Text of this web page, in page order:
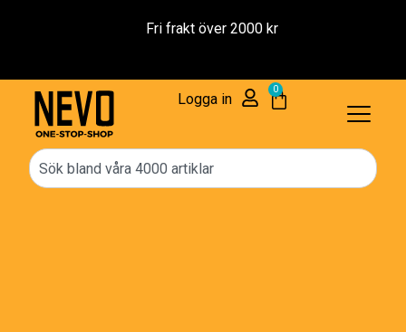
Fri frakt över 2000 kr
Logga in
0